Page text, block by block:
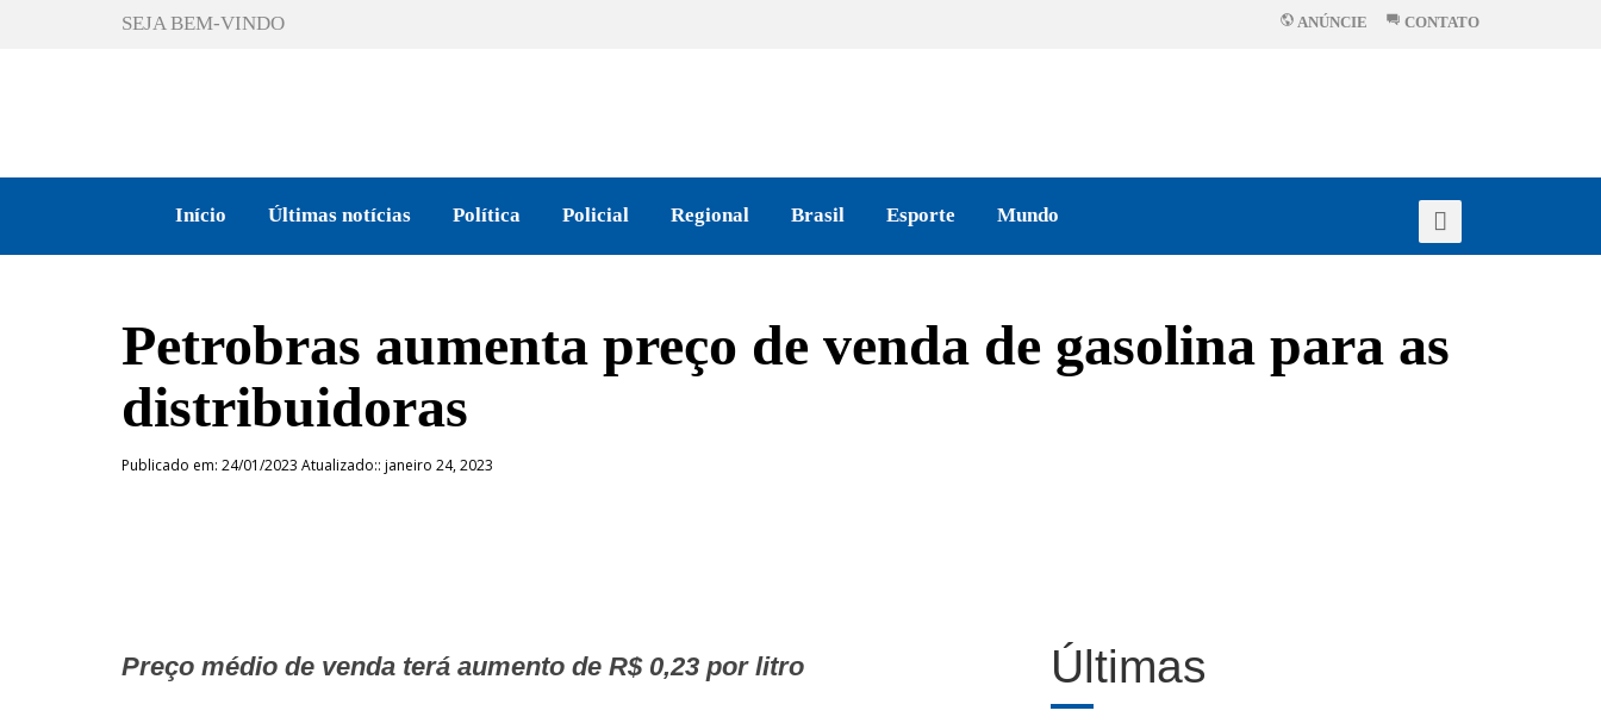
SEJA BEM-VINDO ANÚNCIE CONTATO
Início Últimas notícias Política Policial Regional Brasil Esporte Mundo
Petrobras aumenta preço de venda de gasolina para as
distribuidoras
Publicado em: 24/01/2023 Atualizado:: janeiro 24, 2023
Preço médio de venda terá aumento de R$ 0,23 por litro Últimas